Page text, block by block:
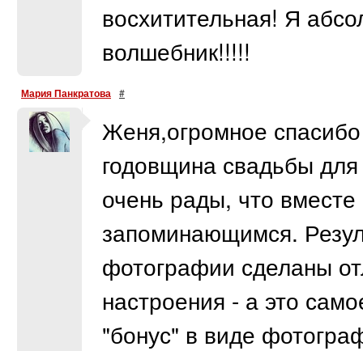
восхитительная! Я
волшебник!!!!!
Мария Панкратова #
Женя,огромное
годовщина свадьбы
очень рады, что
запоминающимся.
фотографии сделаны
настроения - а это
"бонус" в виде